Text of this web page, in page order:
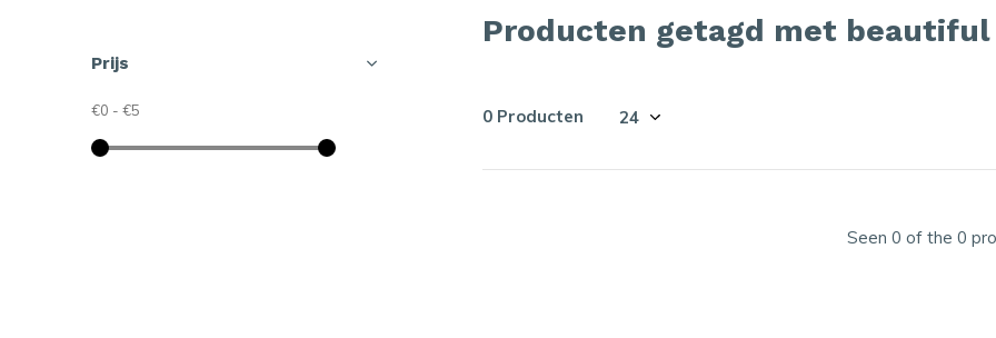
Producten getagd met
0 Producten
Seen 0 of the 0
Prijs
€0 - €5